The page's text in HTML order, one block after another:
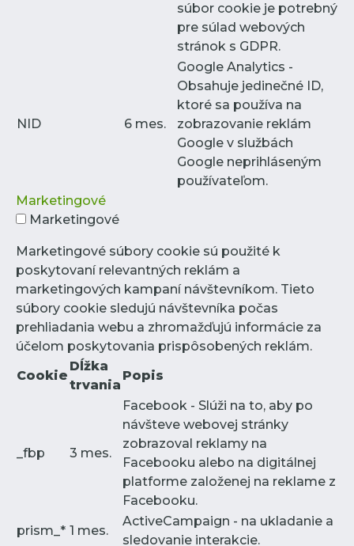
súbor cookie je potrebný
pre súlad webových
stránok s GDPR.
NID 6 mes.
Google Analytics -
Obsahuje jedinečné ID,
ktoré sa používa na
zobrazovanie reklám
Google v službách
Google neprihláseným
používateľom.
Marketingové
Marketingové
Marketingové súbory cookie sú použité k
poskytovaní relevantných reklám a
marketingových kampaní návštevníkom. Tieto
súbory cookie sledujú návštevníka počas
prehliadania webu a zhromažďujú informácie za
účelom poskytovania prispôsobených reklám.
Cookie
Dĺžka
trvania
Popis
_fbp 3 mes.
Facebook - Slúži na to, aby po
návšteve webovej stránky
zobrazoval reklamy na
Facebooku alebo na digitálnej
platforme založenej na reklame z
Facebooku.
prism_* 1 mes.
ActiveCampaign - na ukladanie a
sledovanie interakcie.